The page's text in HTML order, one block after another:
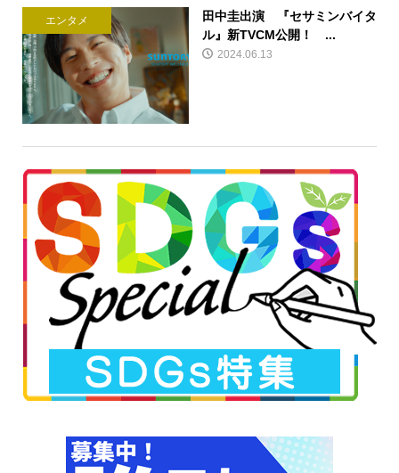
エンタメ
田中圭出演 『セサミンバイタ
ル』新TVCM公開！ ...
2024.06.13